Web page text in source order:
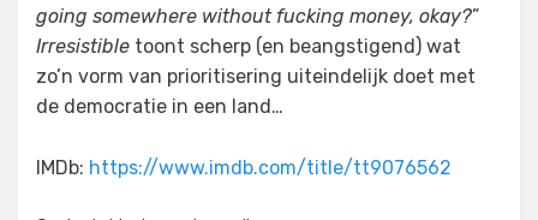
going somewhere without fucking money, okay?”
Irresistible toont scherp (en beangstigend) wat
zo’n vorm van prioritisering uiteindelijk doet met
de democratie in een land…
IMDb: https://www.imdb.com/title/tt9076562